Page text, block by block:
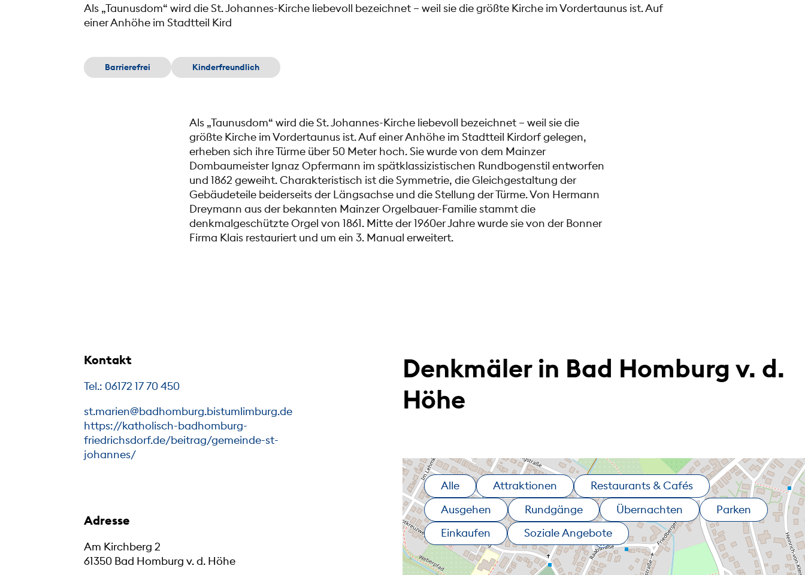
Als „Taunusdom“ wird die St. Johannes-Kirche liebevoll bezeichnet – weil sie die größte Kirche im Vordertaunus ist. Auf
einer Anhöhe im Stadtteil Kird
Barrierefrei Kinderfreundlich
Als „Taunusdom“ wird die St. Johannes-Kirche liebevoll bezeichnet – weil sie die
größte Kirche im Vordertaunus ist. Auf einer Anhöhe im Stadtteil Kirdorf gelegen,
erheben sich ihre Türme über 50 Meter hoch. Sie wurde von dem Mainzer
Dombaumeister Ignaz Opfermann im spätklassizistischen Rundbogenstil entworfen
und 1862 geweiht. Charakteristisch ist die Symmetrie, die Gleichgestaltung der
Gebäudeteile beiderseits der Längsachse und die Stellung der Türme. Von Hermann
Dreymann aus der bekannten Mainzer Orgelbauer-Familie stammt die
denkmalgeschützte Orgel von 1861. Mitte der 1960er Jahre wurde sie von der Bonner
Firma Klais restauriert und um ein 3. Manual erweitert.
Kontakt
Tel.: 06172 17 70 450
st.marien@badhomburg.bistumlimburg.de
https://katholisch-badhomburg-
friedrichsdorf.de/beitrag/gemeinde-st-
johannes/
Adresse
Am Kirchberg 2
61350 Bad Homburg v. d. Höhe
Denkmäler in Bad Homburg v. d.
Höhe
Alle Attraktionen
Restaurants & Cafés
Ausgehen
Rundgänge Übernachten
Parken
Einkaufen
Soziale Angebote